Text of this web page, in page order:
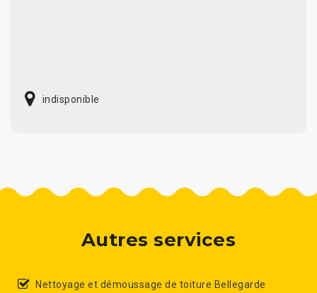
indisponible
Autres services
Nettoyage et démoussage de toiture Bellegarde